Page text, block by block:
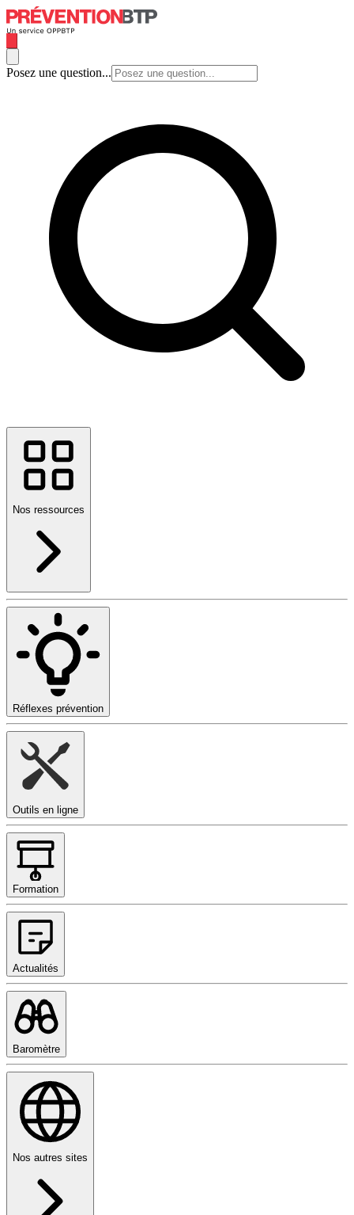
Posez une question...
Nos ressources
Réflexes prévention
Outils en ligne
Formation
Actualités
Baromètre
Nos autres sites